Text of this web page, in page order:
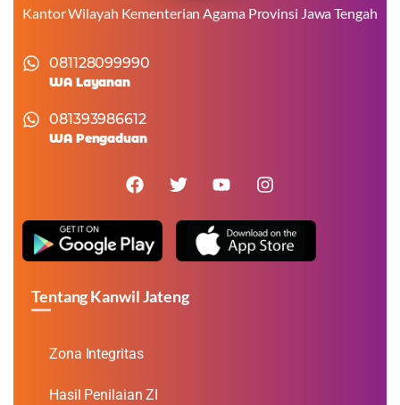
Kantor Wilayah Kementerian Agama Provinsi Jawa Tengah
081128099990
WA Layanan
081393986612
WA Pengaduan
Tentang Kanwil Jateng
Zona Integritas
Hasil Penilaian ZI